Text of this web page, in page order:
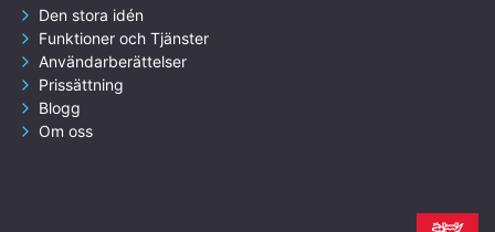
Den stora idén
Funktioner och Tjänster
Användarberättelser
Prissättning
Blogg
Om oss